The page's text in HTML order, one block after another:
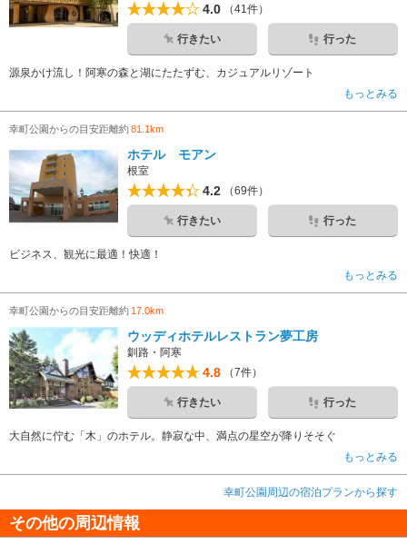
4.0 （41件）
行きたい 行った
源泉かけ流し！阿寒の森と湖にたたずむ、カジュアルリゾート
もっとみる
幸町公園からの目安距離約81.1km
ホテル モアン
根室
4.2 （69件）
行きたい 行った
ビジネス、観光に最適！快適！
もっとみる
幸町公園からの目安距離約 17.0km
ウッディホテルレストラン夢工房
釧路・阿寒
4.8 （7件）
行きたい 行った
大自然に佇む「木」のホテル。静寂な中、満点の星空が降りそそぐ
もっとみる
幸町公園周辺の宿泊プランから探す
その他の周辺情報